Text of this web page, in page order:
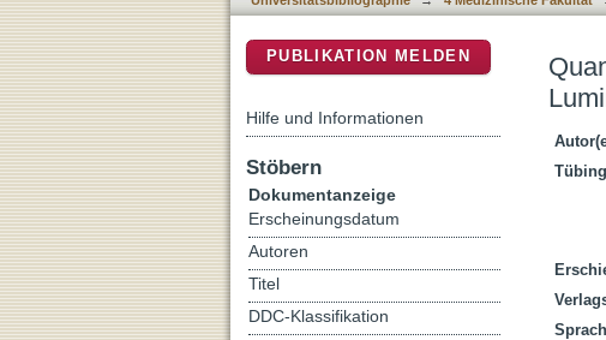
PUBLIKATION MELDEN
Hilfe und Informationen
Stöbern
Dokumentanzeige
Erscheinungsdatum
Autoren
Titel
DDC-Klassifikation